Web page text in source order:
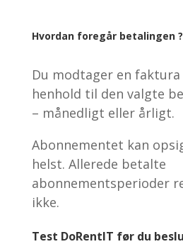
Hvordan foregår betalingen ?
Du modtager en faktura
henhold til den valgte
– månedligt eller årligt.
Abonnementet kan
helst. Allerede betalte
abonnementsperioder
ikke.
Test DoRentIT før du